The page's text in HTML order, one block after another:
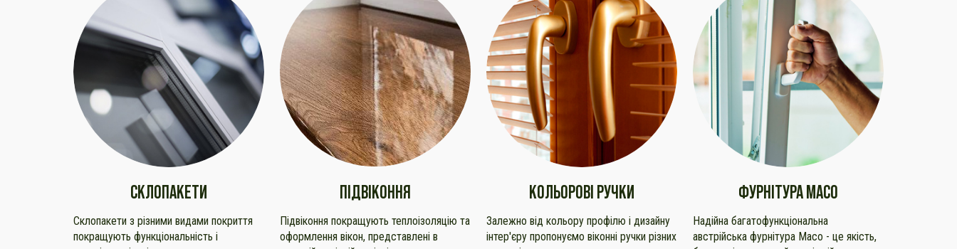
СКЛОПАКЕТИ
Склопакети з різними видами покриття
покращують функціональність і
ПІДВІКОННЯ
Підвіконня покращують теплоізоляцію та
оформлення вікон, представлені в
КОЛЬОРОВІ РУЧКИ
Залежно від кольору профілю і дизайну
інтер'єру пропонуємо віконні ручки різних
ФУРНІТУРА MACO
Надійна багатофункціональна
австрійська фурнітура Maco - це якість,